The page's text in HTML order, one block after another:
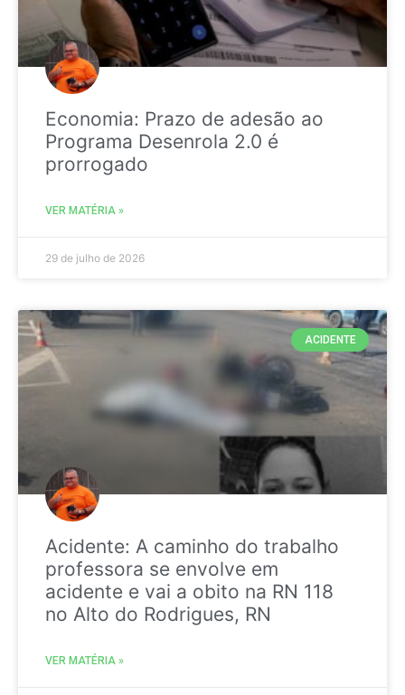
Economia: Prazo de adesão ao
Programa Desenrola 2.0 é
prorrogado
VER MATÉRIA »
29 de julho de 2026
ACIDENTE
Acidente: A caminho do trabalho
professora se envolve em
acidente e vai a obito na RN 118
no Alto do Rodrigues, RN
VER MATÉRIA »